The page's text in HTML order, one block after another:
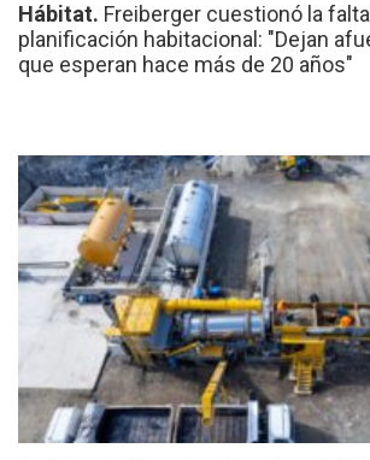
Hábitat. Freiberger cuestionó la
planificación habitacional: "Dejan
que esperan hace más de 20 años"